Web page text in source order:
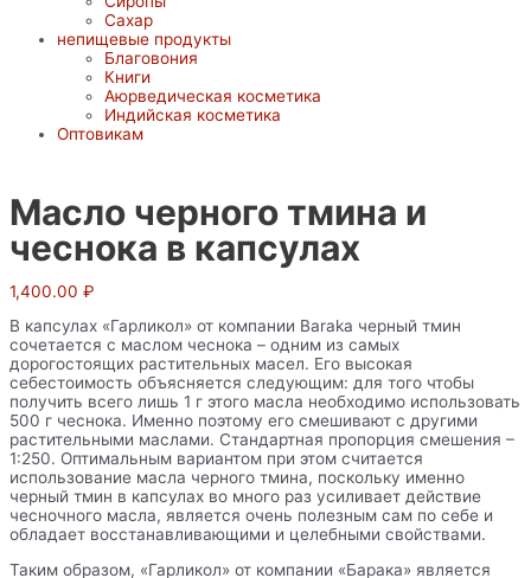
Сахар
непищевые продукты
Благовония
Книги
Аюрведическая косметика
Индийская косметика
Оптовикам
Масло черного тмина и
чеснока в капсулах
1,400.00 ₽
В капсулах «Гарликол» от компании Baraka черный тмин
сочетается с маслом чеснока – одним из самых
дорогостоящих растительных масел. Его высокая
себестоимость объясняется следующим: для того чтобы
получить всего лишь 1 г этого масла необходимо использовать
500 г чеснока. Именно поэтому его смешивают с другими
растительными маслами. Стандартная пропорция смешения –
1:250. Оптимальным вариантом при этом считается
использование масла черного тмина, поскольку именно
черный тмин в капсулах во много раз усиливает действие
чесночного масла, является очень полезным сам по себе и
обладает восстанавливающими и целебными свойствами.
Таким образом, «Гарликол» от компании «Барака» является